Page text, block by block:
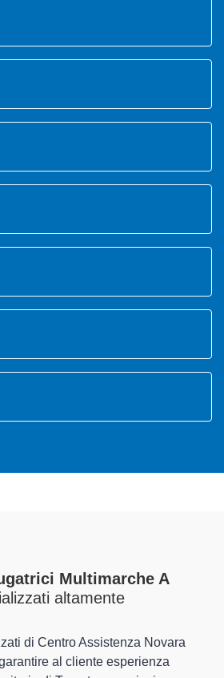
Multimarche A
altamente
di Centro Assistenza Novara
al cliente esperienza